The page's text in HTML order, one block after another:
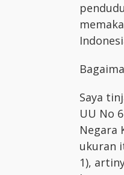
Saya
UU No
Negara
ukuran
1),